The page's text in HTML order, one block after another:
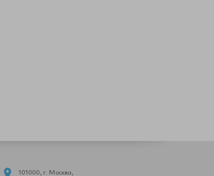
101000, г. Москва,